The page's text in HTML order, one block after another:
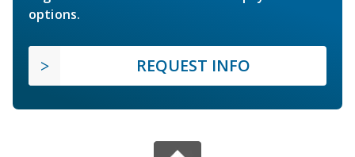
options.
REQUEST INFO